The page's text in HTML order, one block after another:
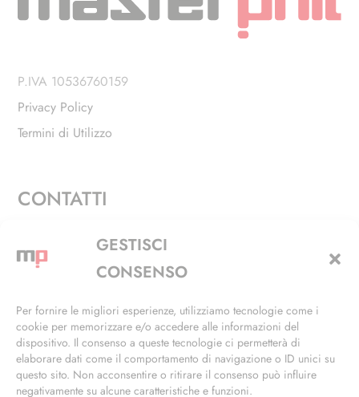
GESTISCI
CONSENSO
Per fornire le migliori esperienze, utilizziamo tecnologie come i
cookie per memorizzare e/o accedere alle informazioni del
dispositivo. Il consenso a queste tecnologie ci permetterà di
elaborare dati come il comportamento di navigazione o ID unici su
questo sito. Non acconsentire o ritirare il consenso può influire
negativamente su alcune caratteristiche e funzioni.
P.IVA 10536760159
Privacy Policy
Termini di Utilizzo
CONTATTI
Via Alfieri, 27 - Trezzano Sul Naviglio (MI)
+39 02 4846 3155
info@masterphil.it